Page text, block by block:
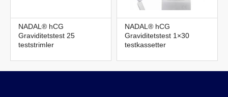
NADAL® hCG
Graviditetstest 25
teststrimler
NADAL® hCG
Graviditetstest 1×30
testkassetter